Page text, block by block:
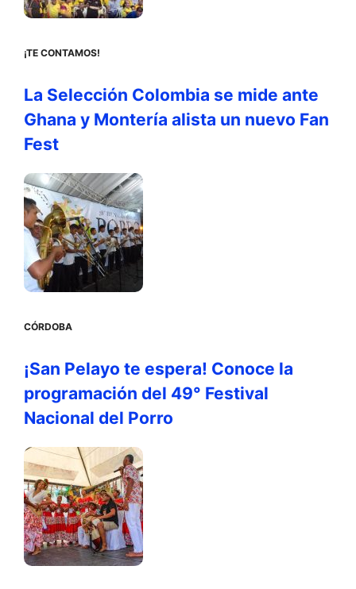
¡TE CONTAMOS!
La Selección Colombia se mide ante
Ghana y Montería alista un nuevo Fan
Fest
CÓRDOBA
¡San Pelayo te espera! Conoce la
programación del 49° Festival
Nacional del Porro